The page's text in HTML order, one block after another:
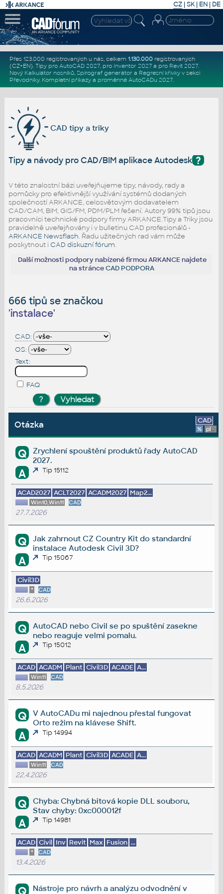
CZ | SK| EN | DE
Přes 123.000 registrovaných u nás, celkem 1.130.000registrovaných
(CZ+EN). Tipy pro AutoCAD 2027, pro Inventor 2027a pro Revit 2027.
Nový Kalkulátor nosníků, Spirograf generátor a Regresní křivkyv sekci
Převodníky. Kompletní příkazya proměnné AutoCADu 2027.
CAD tipy a triky
?
Tipy a návody pro CAD/BIM aplikace Autodesk
V této znalostní bázi uveřejňujeme tipy, návody, rady a
pomůcky pro efektivnější využívání systémů dodaných
společností ARKANCE, celosvětovým dodavatelem
CAD/CAM, BIM, GIS/FM, PDM/PLM řešení. Autory 99% tipů jsou
pracovníci technické podpory firmy ARKANCE.Tipy a Triky jsou
pravidelně uveřejňovány i v bulletinu CAD profesionálů -
ARKANCE Newsflash. Řadu užitečných rad vám může
poskytnout i CAD diskuzní fórum.
Další možnosti podpory nabízené firmou ARKANCE najdete
na stránceCAD PODPORA
666 tipů se značkou
'instalace'
CAD:
OS:
Text:
FAQ
Otázka CAD
% platforma
Q
Zrychlení spouštění produktů řady AutoCAD
2027.
A Tip 15112
ACAD2027 ACLT2027 ACADM2027 Map2...
Win10,Win11 CAD
27.7.2026
Q
Jak zahrnout CZ Country Kit do standardní
instalace Autodesk Civil 3D?
A Tip 15067
Civil3D
* CAD
26.6.2026
Q
AutoCAD nebo Civil se po spuštění zasekne
nebo reaguje velmi pomalu.
A Tip 15012
ACAD ACADM Plant Civil3D ACADE A...
Win11 CAD
8.5.2026
Q
V AutoCADu mi najednou přestal fungovat
Orto režim na klávese Shift.
A Tip 14994
ACAD ACADM Plant Civil3D ACADE A...
Win11 CAD
22.4.2026
Q
Chyba: Chybná bitová kopie DLL souboru,
Stav chyby: 0xc000012f
A Tip 14981
ACAD Civil Inv Revit Max Fusion ...
* CAD
13.4.2026
Nástroje pro návrh a analýzu odvodnění v